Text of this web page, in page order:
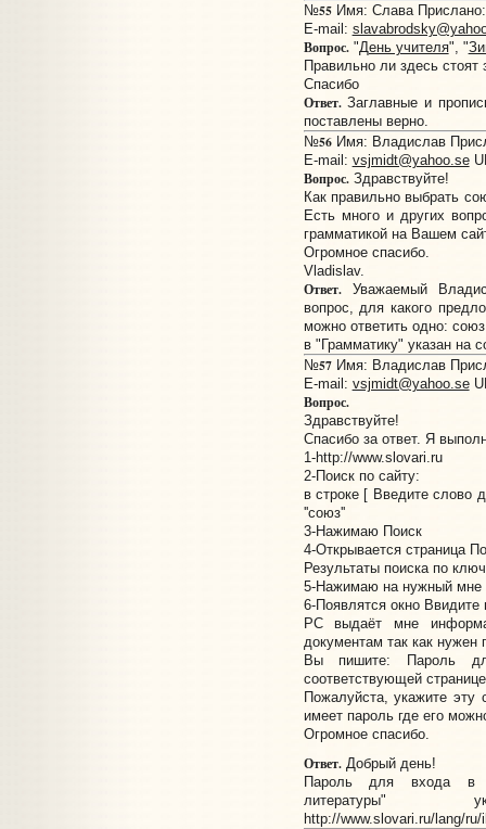
№55Имя: Слава Прислано:
E-mail:
Вопрос."День учителя", "
Правильно ли здесь стоят
Спасибо
Ответ.Заглавные и
поставлены верно.
№56Имя: Владислав
E-mail: vsjmidt@yahoo.se
Вопрос.Здравствуйте!
Как правильно выбрать
Есть много и других
грамматикой на Вашем
Огромное спасибо.
Vladislav.
Ответ.Уважаемый
вопрос, для какого
можно ответить одно:
в "Грамматику" указан на
№57Имя: Владислав
E-mail: vsjmidt@yahoo.se
Вопрос.
Здравствуйте!
Cпасибо за ответ. Я
1-http://www.slovari.ru
2-Поиск по сайту:
в строке [ Введите слово
''союз''
3-Нажимаю Поиск
4-Oткрывается страница
Результаты поиска по
5-Нажимаю на нужный мне
6-Появлятся окно Ввидите
РС выдаёт мне
документам так как
Вы пишите: Пароль
соответствующей
Пожалуйста, укажите эту
имеет пaроль где его
Огромное спасибо.
Ответ.Добрый день!
Пароль для входа в
http://www.slovari.ru/lang/